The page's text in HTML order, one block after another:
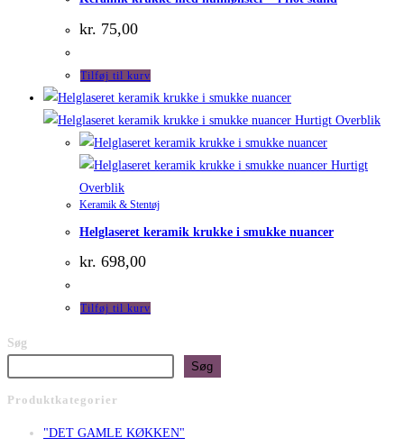
kr. 75,00
Tilføj til kurv
Hurtigt Overblik
Hurtigt
Overblik
Keramik & Stentøj
Helglaseret keramik krukke i smukke nuancer
kr. 698,00
Tilføj til kurv
Søg
Søg
Produktkategorier
"DET GAMLE KØKKEN"